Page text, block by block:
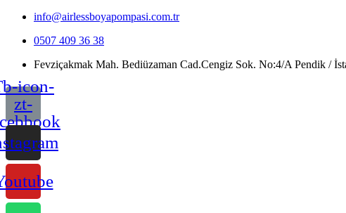
info@airlessboyapompasi.com.tr
0507 409 36 38
Fevziçakmak Mah. Bediüzaman Cad.Cengiz Sok. No:4/A Pendik /
icon-
zt-